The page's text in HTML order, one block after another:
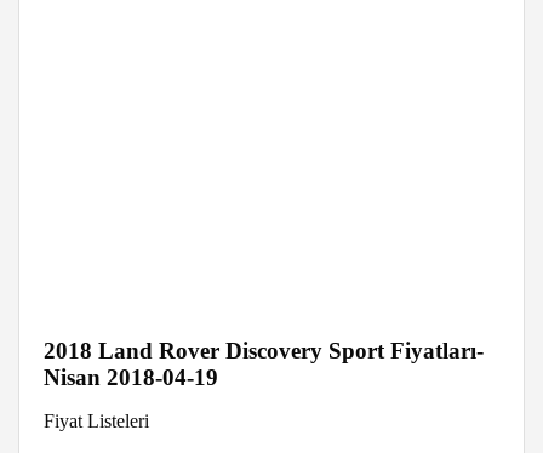
2018 Land Rover Discovery Sport Fiyatları-
Nisan 2018-04-19
Fiyat Listeleri